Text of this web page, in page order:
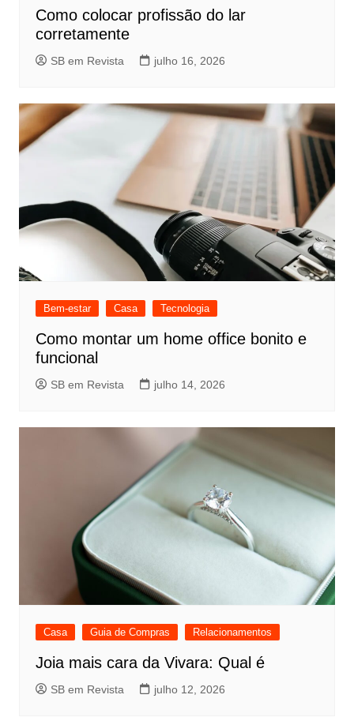
Como colocar profissão do lar
corretamente
SB em Revista julho 16, 2026
Bem-estar Casa Tecnologia
Como montar um home office bonito e
funcional
SB em Revista julho 14, 2026
Casa Guia de Compras Relacionamentos
Joia mais cara da Vivara: Qual é
SB em Revista julho 12, 2026